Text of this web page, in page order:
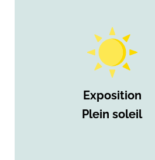
Exposition
Plein soleil